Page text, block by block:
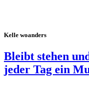
Kelle woanders
Bleibt stehen
jeder Tag ein